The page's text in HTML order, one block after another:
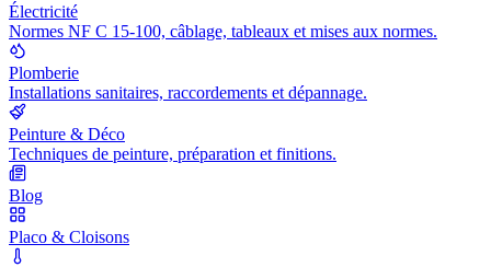
Électricité
Normes NF C 15-100, câblage, tableaux et mises aux normes.
Plomberie
Installations sanitaires, raccordements et dépannage.
Peinture & Déco
Techniques de peinture, préparation et finitions.
Blog
Placo & Cloisons